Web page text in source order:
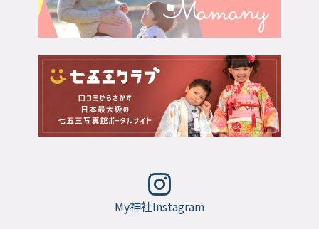
My神社Instagram